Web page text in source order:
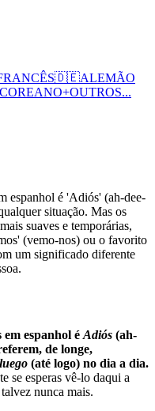
🇩🇪ALEMÃO
COREANO+OUTROS...
espanhol é 'Adiós' (ah-dee-
situação. Mas os
suaves e temporárias,
(vemo-nos) ou o favorito
um significado diferente
em espanhol éAdiós (ah-
de longe,
(até logo) no dia a dia.
se esperas vê-lo daqui a
nunca mais.